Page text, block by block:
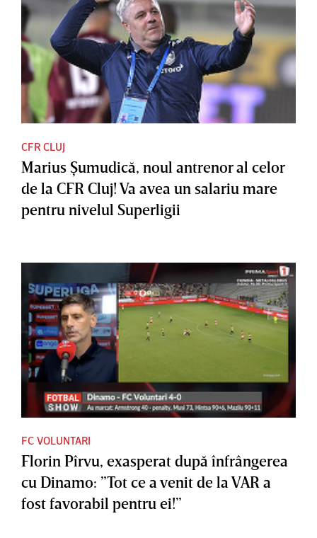
CFR CLUJ
Marius Şumudică, noul antrenor al celor
de la CFR Cluj! Va avea un salariu mare
pentru nivelul Superligii
FC VOLUNTARI
Florin Pîrvu, exasperat după înfrângerea
cu Dinamo: ”Tot ce a venit de la VAR a
fost favorabil pentru ei!”